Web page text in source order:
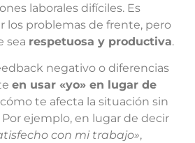
laborales difíciles. Es
los problemas de frente, pero
sea respetuosa y productiva.
negativo o diferencias
en usar «yo» en lugar de
te afecta la situación sin
Por ejemplo, en lugar de decir
con mi trabajo»,